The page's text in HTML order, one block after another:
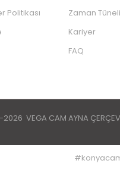
Politikası
Zaman Tüneli
Kariyer
FAQ
2026 VEGA CAM AYNA
#